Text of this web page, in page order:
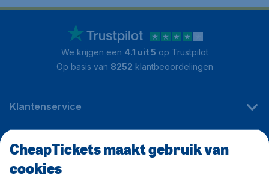
We krijgen een 4.1 uit 5 op Trustpilot
Op basis van 8252 klantbeoordelingen
Klantenservice
CheapTickets.be
CheapTickets maakt gebruik van
cookies